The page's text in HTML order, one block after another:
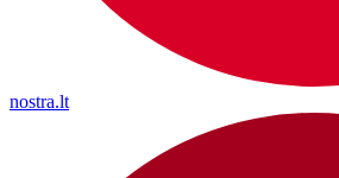
nostra.lt